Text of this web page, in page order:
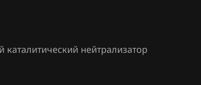
каталитический нейтрализатор